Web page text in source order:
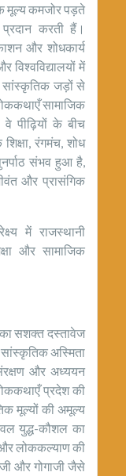
मूल्य कमजोर पड़ते
करती हैं।
और शोधकार्य
विश्वविद्यालयों में
सांस्कृतिक जड़ों से
सामाजिक
पीढ़ियों के बीच
रंगमंच, शोध
संभव हुआ है,
और प्रासंगिक
में राजस्थानी
और सामाजिक
सशक्त दस्तावेज
अस्मिता
और अध्ययन
प्रदेश की
मूल्यों की अमूल्य
युद्ध-कौशल का
और लोककल्याण की
और गोगाजी जैसे